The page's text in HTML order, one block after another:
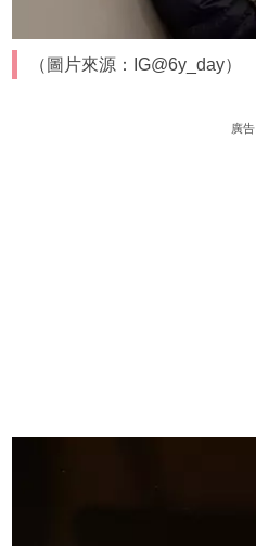
（圖片來源：IG@6y_day）
廣告